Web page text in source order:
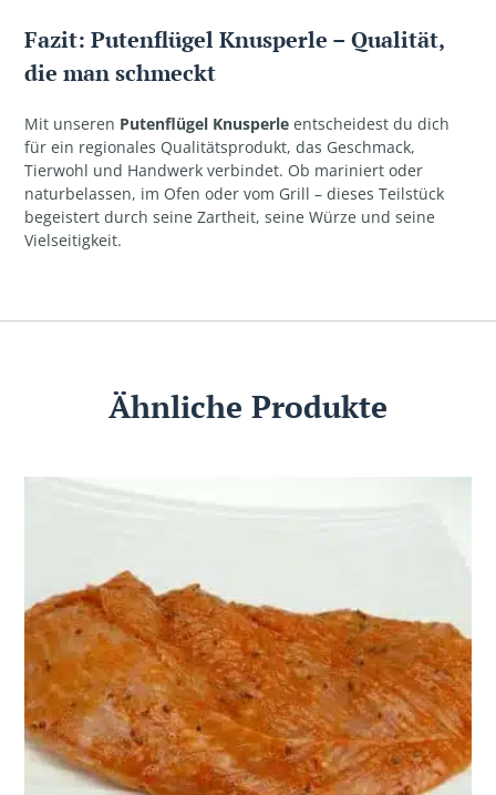
Fazit: Putenflügel Knusperle – Qualität,
die man schmeckt
Mit unseren Putenflügel Knusperle entscheidest du dich
für ein regionales Qualitätsprodukt, das Geschmack,
Tierwohl und Handwerk verbindet. Ob mariniert oder
naturbelassen, im Ofen oder vom Grill – dieses Teilstück
begeistert durch seine Zartheit, seine Würze und seine
Vielseitigkeit.
Ähnliche Produkte